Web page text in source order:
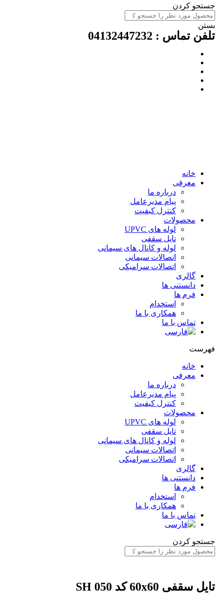
جستجو کردن
بستن
تلفن تماس : 04132447232
خانه
معرفی
درباره ما
پیام مدیرعامل
کنترل کیفیت
محصولات
لوله های UPVC
تایل سقفی
لوله و کانال های سیمانی
اتصالات سیمانی
اتصالات سرامیکی
گالری
دانستنی ها
فرم ها
استخدام
همکاری با ما
تماس با ما
فهرست
خانه
معرفی
درباره ما
پیام مدیرعامل
کنترل کیفیت
محصولات
لوله های UPVC
تایل سقفی
لوله و کانال های سیمانی
اتصالات سیمانی
اتصالات سرامیکی
گالری
دانستنی ها
فرم ها
استخدام
همکاری با ما
تماس با ما
جستجو کردن
تایل سقفی 60x60 کد SH 050